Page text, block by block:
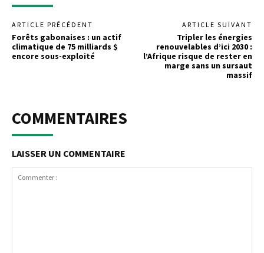
ARTICLE PRÉCÉDENT
Forêts gabonaises : un actif
climatique de 75 milliards $
encore sous-exploité
ARTICLE SUIVANT
Tripler les énergies
renouvelables d’ici 2030 :
l’Afrique risque de rester en
marge sans un sursaut
massif
COMMENTAIRES
LAISSER UN COMMENTAIRE